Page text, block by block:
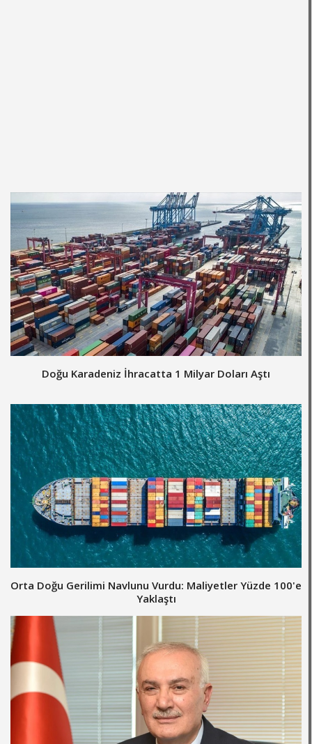
Doğu Karadeniz İhracatta 1 Milyar Doları Aştı
Orta Doğu Gerilimi Navlunu Vurdu: Maliyetler Yüzde 100'e
Yaklaştı